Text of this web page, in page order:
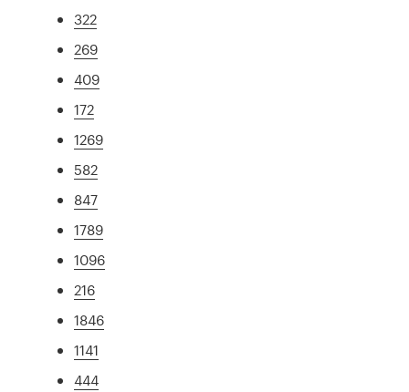
322
269
409
172
1269
582
847
1789
1096
216
1846
1141
444